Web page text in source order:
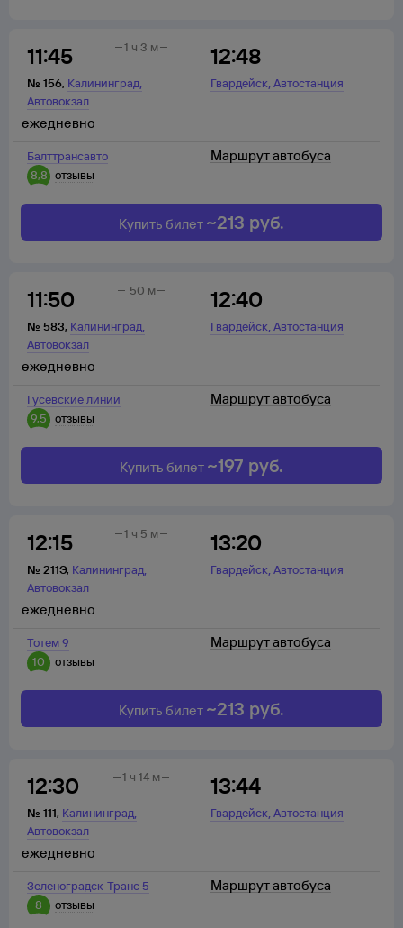
11:45
№ 156, Калининград,
Автовокзал
12:48
Гвардейск,Автостанция
1 ч 3 м
Балттрансавто
8,8 отзывы
ежедневно
Маршрут автобуса
Купить билет ~213 руб.
11:50
№ 583, Калининград,
Автовокзал
12:40
Гвардейск,Автостанция
50 м
Гусевские линии
9,5
отзывы
ежедневно
Маршрут автобуса
Купить билет ~197 руб.
12:15
№ 211Э, Калининград,
Автовокзал
13:20
Гвардейск,Автостанция
1 ч 5 м
Тотем 9
10
отзывы
ежедневно
Маршрут автобуса
Купить билет ~213 руб.
12:30
№ 111, Калининград,
Автовокзал
13:44
Гвардейск,Автостанция
1 ч 14 м
Зеленоградск-Транс 5
8
отзывы
ежедневно
Маршрут автобуса